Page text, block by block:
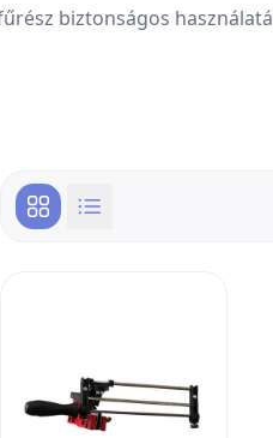
biztonságos